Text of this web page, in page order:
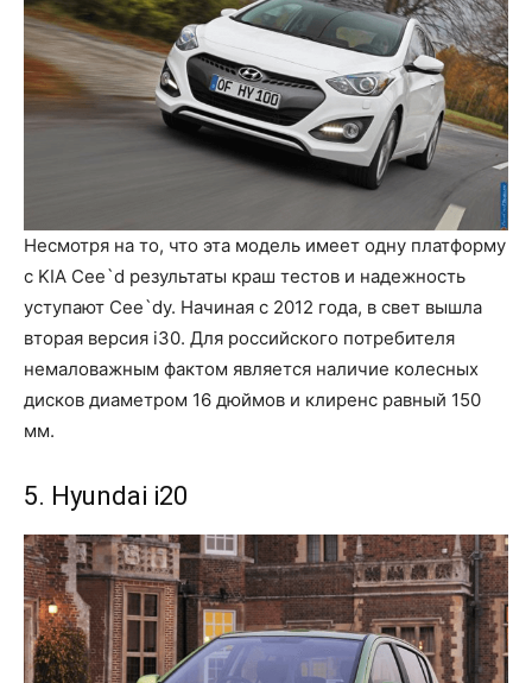
Несмотря на то, что эта модель имеет одну платформу
с KIA Cee`d результаты краш тестов и надежность
уступают Cee`dу. Начиная с 2012 года, в свет вышла
вторая версия i30. Для российского потребителя
немаловажным фактом является наличие колесных
дисков диаметром 16 дюймов и клиренс равный 150
мм.
5. Hyundai i20